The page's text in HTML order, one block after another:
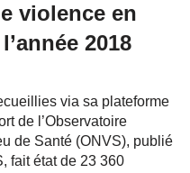
violence en
2018
via sa plateforme
de l’Observatoire
de Santé (ONVS), publié
fait état de 23 360